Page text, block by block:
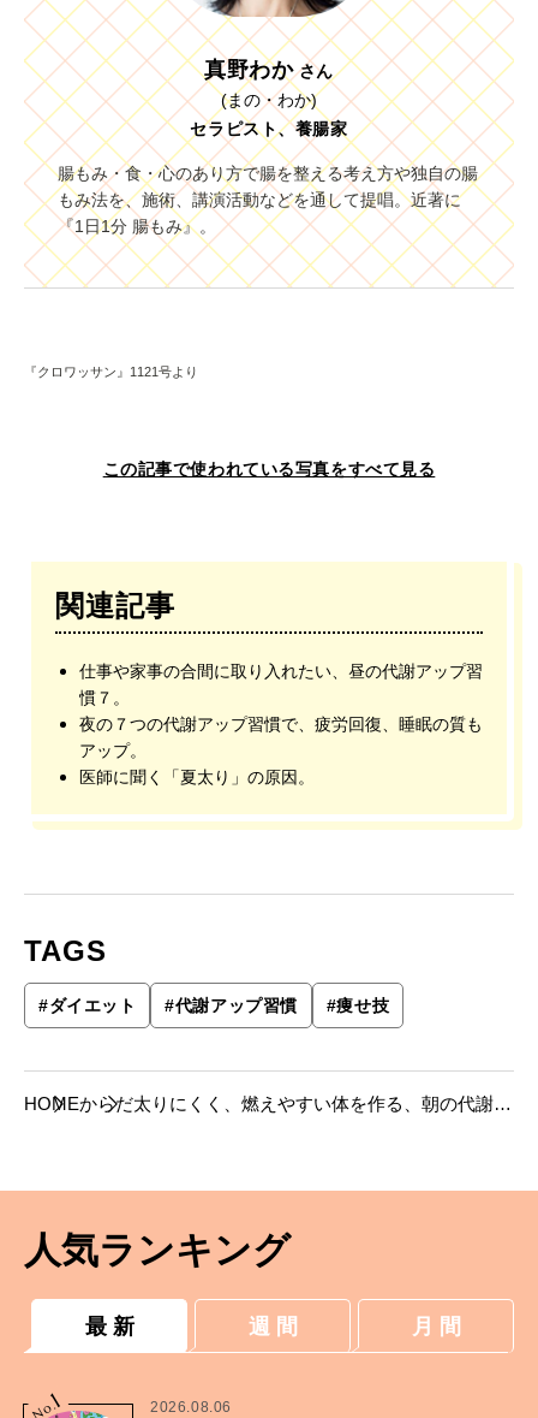
真野わか さん
(まの・わか)
セラピスト、養腸家
腸もみ・食・心のあり方で腸を整える考え方や独自の腸
もみ法を、施術、講演活動などを通して提唱。近著に
『1日1分 腸もみ』。
『クロワッサン』1121号より
この記事で使われている写真をすべて見る
関連記事
仕事や家事の合間に取り入れたい、昼の代謝アップ習
慣７。
夜の７つの代謝アップ習慣で、疲労回復、睡眠の質も
アップ。
医師に聞く「夏太り」の原因。
TAGS
#ダイエット #代謝アップ習慣 #痩せ技
HOMEからだ太りにくく、燃えやすい体を作る、朝の代謝ア
人気ランキング
最 新 週 間 月 間
No.
1 2026.08.06